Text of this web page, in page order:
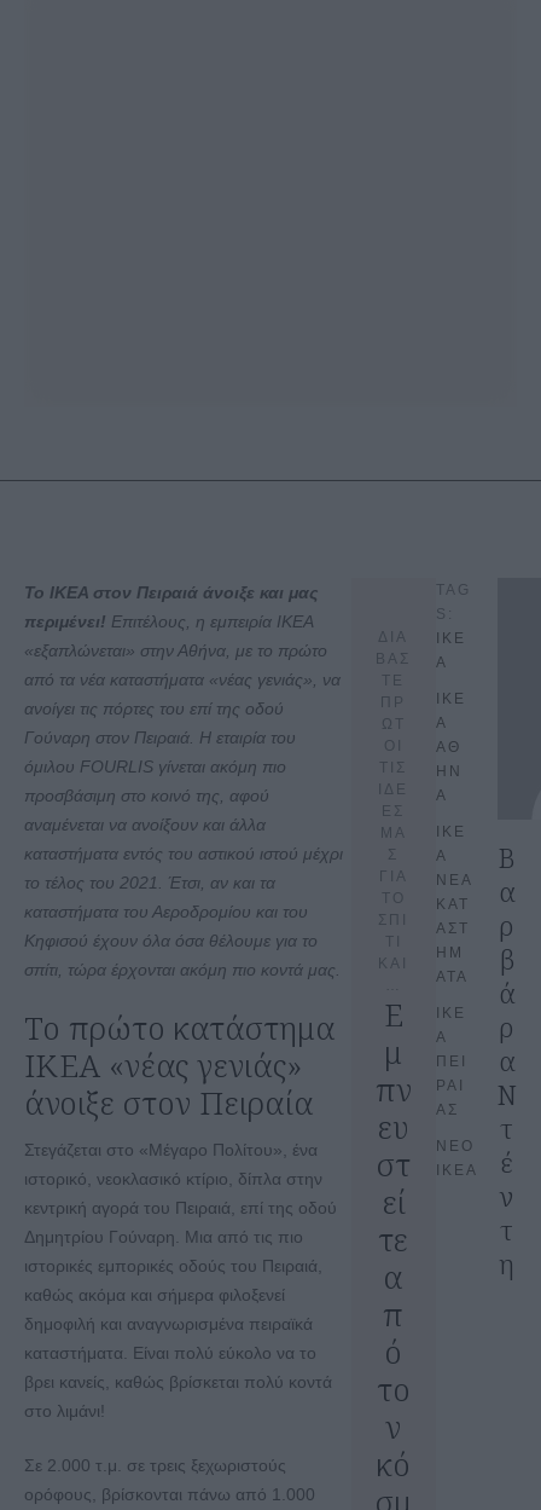
Το ΙΚΕΑ στον Πειραιά άνοιξε και μας
περιμένει! Επιτέλους, η εμπειρία ΙΚΕΑ
«εξαπλώνεται» στην Αθήνα, με το πρώτο
από τα νέα καταστήματα «νέας γενιάς», να
ανοίγει τις πόρτες του επί της οδού
Γούναρη στον Πειραιά. Η εταιρία του
όμιλου FOURLIS γίνεται ακόμη πιο
προσβάσιμη στο κοινό της, αφού
αναμένεται να ανοίξουν και άλλα
καταστήματα εντός του αστικού ιστού μέχρι
το τέλος του 2021. Έτσι, αν και τα
καταστήματα του Αεροδρομίου και του
Κηφισού έχουν όλα όσα θέλουμε για το
σπίτι, τώρα έρχονται ακόμη πιο κοντά μας.
Το πρώτο κατάστημα
ΙΚΕΑ «νέας γενιάς»
άνοιξε στον Πειραία
Στεγάζεται στο «Μέγαρο Πολίτου», ένα
ιστορικό, νεοκλασικό κτίριο, δίπλα στην
κεντρική αγορά του Πειραιά, επί της οδού
Δημητρίου Γούναρη. Μια από τις πιο
ιστορικές εμπορικές οδούς του Πειραιά,
καθώς ακόμα και σήμερα φιλοξενεί
δημοφιλή και αναγνωρισμένα πειραϊκά
καταστήματα. Είναι πολύ εύκολο να το
βρει κανείς, καθώς βρίσκεται πολύ κοντά
στο λιμάνι!
Σε 2.000 τ.μ. σε τρεις ξεχωριστούς
ορόφους, βρίσκονται πάνω από 1.000
ΔΙΑ
ΒΑΣ
ΤΕ
ΠΡ
ΩΤ
ΟΙ
ΤΙΣ
ΙΔΕ
ΕΣ
ΜΑ
Σ
ΓΙΑ
ΤΟ
ΣΠΙ
ΤΙ
ΚΑΙ
Ε
μ
πν
ευ
στ
εί
τε
α
π
ό
το
ν
κό
TAG
S:
ΙΚΕ
Α
ΙΚΕ
Α
ΑΘ
ΗΝ
Α
ΙΚΕ
Α
ΝΕΑ
ΚΑΤ
ΑΣΤ
ΗΜ
ΑΤΑ
ΙΚΕ
Α
ΠΕΙ
ΡΑΙ
ΑΣ
ΝΕΟ
ΙΚΕΑ
Β
α
ρ
β
ά
ρ
α
Ν
τ
έ
ν
τ
η